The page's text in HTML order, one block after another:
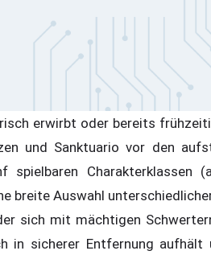
erwirbt oder bereits
und Sanktuario vor den
Charakterklassen
breite Auswahl
sich mit mächtigen
in sicherer Entfernung